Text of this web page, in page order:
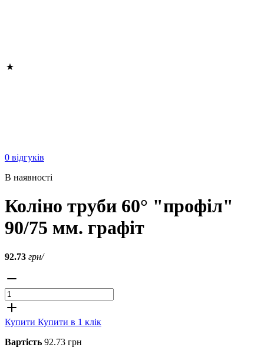
0 відгуків
В наявності
Коліно труби 60° "профіл"
90/75 мм. графіт
92.73 грн/
Купити Купити в 1 клік
Вартість 92.73 грн